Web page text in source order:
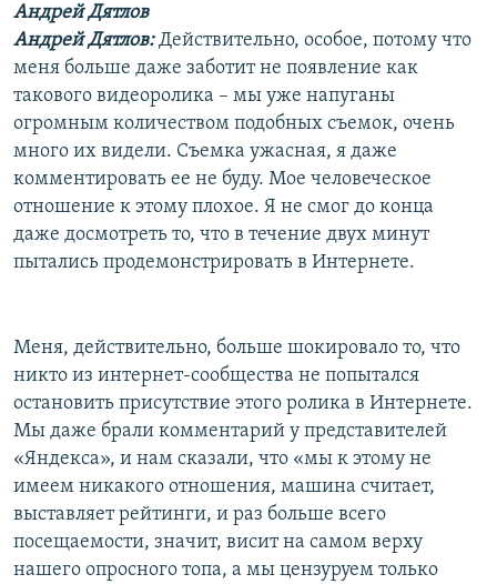
Андрей Дятлов
Андрей Дятлов: Действительно, особое, потому что
меня больше даже заботит не появление как
такового видеоролика – мы уже напуганы
огромным количеством подобных съемок, очень
много их видели. Съемка ужасная, я даже
комментировать ее не буду. Мое человеческое
отношение к этому плохое. Я не смог до конца
даже досмотреть то, что в течение двух минут
пытались продемонстрировать в Интернете.
Меня, действительно, больше шокировало то, что
никто из интернет-сообщества не попытался
остановить присутствие этого ролика в Интернете.
Мы даже брали комментарий у представителей
«Яндекса», и нам сказали, что «мы к этому не
имеем никакого отношения, машина считает,
выставляет рейтинги, и раз больше всего
посещаемости, значит, висит на самом верху
нашего опросного топа, а мы цензуруем только